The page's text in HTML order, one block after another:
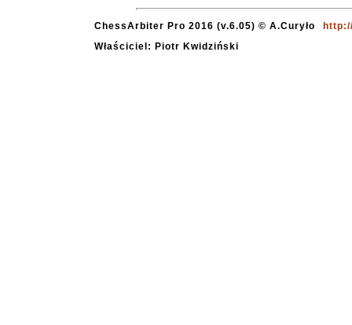
ChessArbiter Pro 2016 (v.6.05) © A.Curyło
Właściciel: Piotr Kwidziński